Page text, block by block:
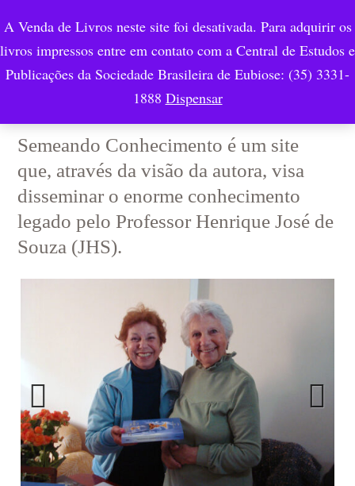
Bem Vindo!
Semeando Conhecimento é um site
que, através da visão da autora, visa
disseminar o enorme conhecimento
legado pelo Professor Henrique José de
Souza (JHS).
Previous
A Venda de Livros neste site foi desativada. Para adquirir os
livros impressos entre em contato com a Central de Estudos e
Publicações da Sociedade Brasileira de Eubiose: (35) 3331-
1888 Dispensar